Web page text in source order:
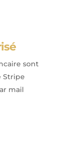
sont
Stripe
mail